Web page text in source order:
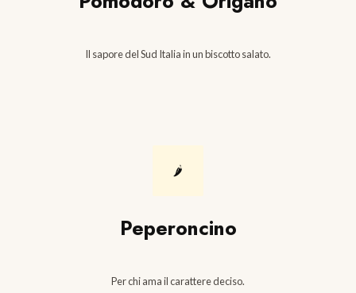
Il sapore del Sud Italia in un biscotto salato.
🌶️
Peperoncino
Per chi ama il carattere deciso.